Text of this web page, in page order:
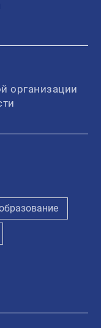
организации